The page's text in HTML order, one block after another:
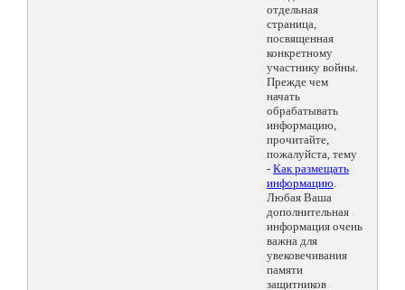
отдельная
страница,
посвященная
конкретному
участнику войны.
Прежде чем
начать
обрабатывать
информацию,
прочитайте,
пожалуйста, тему
- Как размещать
информацию.
Любая Ваша
дополнительная
информация очень
важна для
увековечивания
памяти
защитников